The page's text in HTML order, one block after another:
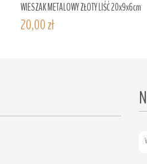
WIESZAK METALOWY ZŁOTY LIŚĆ 20x9x6cm
20,00 zł